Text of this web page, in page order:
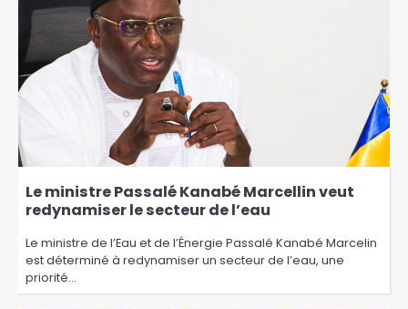
Le ministre Passalé Kanabé Marcellin veut
redynamiser le secteur de l’eau
Le ministre de l’Eau et de l’Énergie Passalé Kanabé Marcelin
est déterminé à redynamiser un secteur de l’eau, une
priorité…